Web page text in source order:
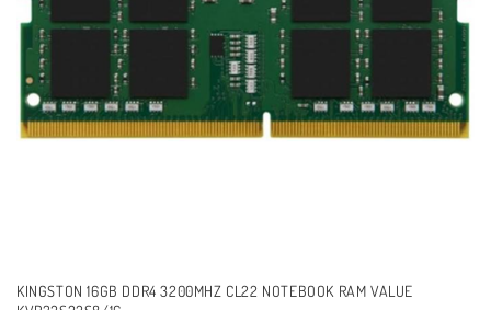
KINGSTON 16GB DDR4 3200MHZ CL22 NOTEBOOK RAM VALUE